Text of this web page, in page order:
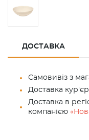
ДОСТАВКА
Самовивіз з
Доставка
Доставка в
компанією